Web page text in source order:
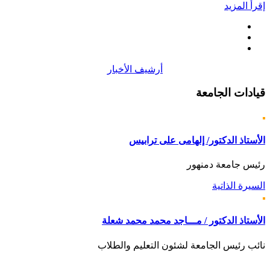
إقرأ المزيد
أرشيف الأخبار
قيادات الجامعة
الأستاذ الدكتور/ إلهامى على ترابيس
رئيس جامعة دمنهور
السيرة الذاتية
الأستاذ الدكتور / مـــاجد محمد محمد شعلة
نائب رئيس الجامعة لشئون التعليم والطلاب